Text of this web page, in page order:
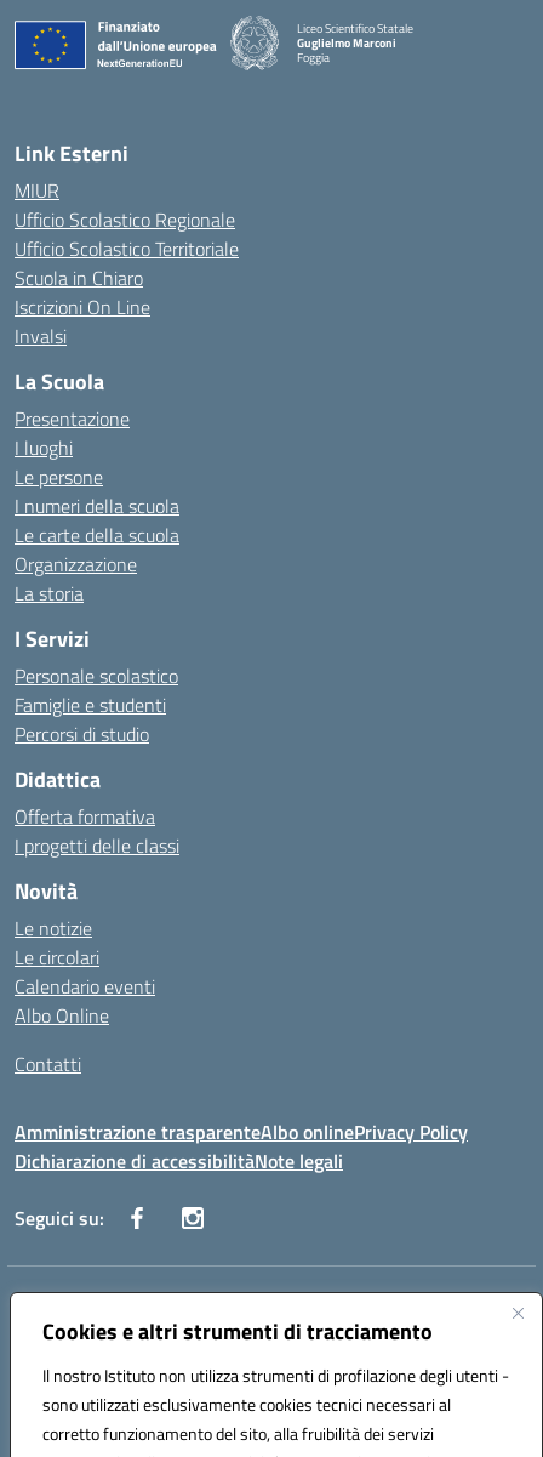
Cookies e altri strumenti di tracciamento
Il nostro Istituto non utilizza strumenti di profilazione degli utenti -
sono utilizzati esclusivamente cookies tecnici necessari al
corretto funzionamento del sito, alla fruibilità dei servizi
Liceo Scientifico Statale
Guglielmo Marconi
Foggia
— Visita la pagina iniziale della scuola
Link Esterni
MIUR
Ufficio Scolastico Regionale
Ufficio Scolastico Territoriale
Scuola in Chiaro
Iscrizioni On Line
Invalsi
La Scuola
Presentazione
I luoghi
Le persone
I numeri della scuola
Le carte della scuola
Organizzazione
La storia
I Servizi
Personale scolastico
Famiglie e studenti
Percorsi di studio
Didattica
Offerta formativa
I progetti delle classi
Novità
Le notizie
Le circolari
Calendario eventi
Albo Online
Contatti
Amministrazione trasparenteAlbo onlinePrivacy Policy
Dichiarazione di accessibilitàNote legali
Seguici su:
Indirizzo:
Centralino:0881636571 Email:fgps040004@istruzione.it
Codice fiscale: 80031370713
Codice meccanografico:
FGPS040004
Codice Indice delle Pubbliche Amministrazioni (IPA): istsc_fgps040004